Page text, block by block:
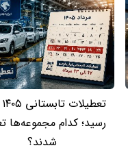
رسید؛ کدام مجموعه‌ها
شدند؟